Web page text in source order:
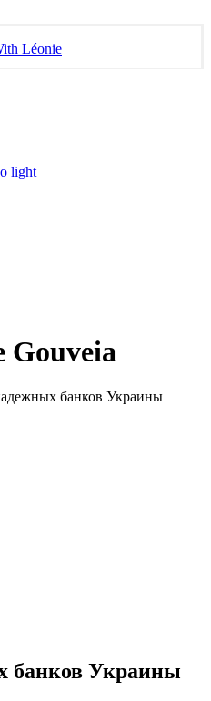
Léonie
Gouveia
банков Украины
банков Украины